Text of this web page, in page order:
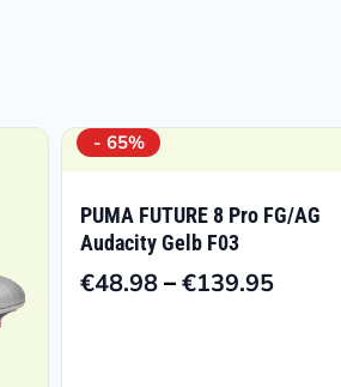
- 65%
PUMA FUTURE 8 Pro FG/AG
Audacity Gelb F03
€48.98–€139.95